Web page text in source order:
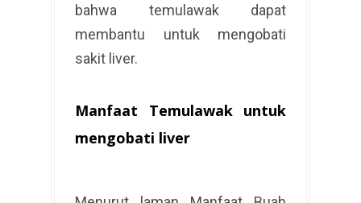
bahwa temulawak dapat
membantu untuk mengobati
sakit liver.
Manfaat Temulawak untuk
mengobati liver